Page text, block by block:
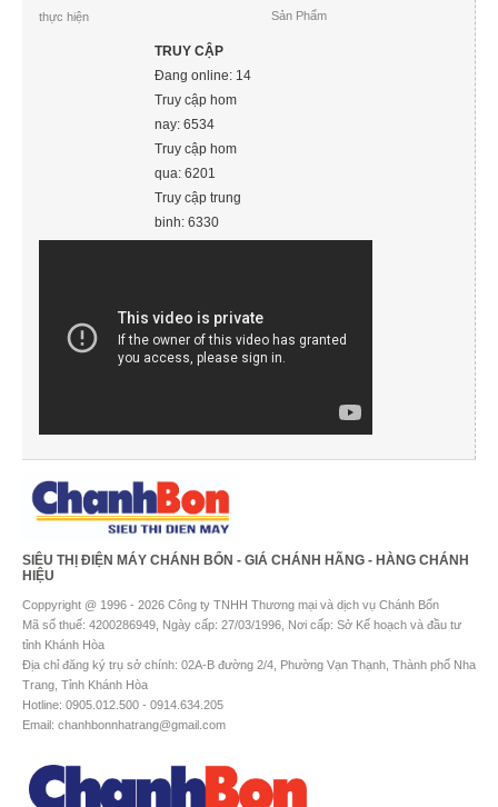
thực hiện
Sản Phẩm
TRUY CẬP
Đang online: 14
Truy cập hom
nay: 6534
Truy cập hom
qua: 6201
Truy cập trung
binh: 6330
SIÊU THỊ ĐIỆN MÁY CHÁNH BỔN - GIÁ CHÁNH HÃNG - HÀNG CHÁNH
HIỆU
Coppyright @ 1996 - 2026 Công ty TNHH Thương mại và dịch vụ Chánh Bổn
Mã số thuế: 4200286949, Ngày cấp: 27/03/1996, Nơi cấp: Sở Kế hoạch và đầu tư
tỉnh Khánh Hòa
Địa chỉ đăng ký trụ sở chính: 02A-B đường 2/4, Phường Vạn Thạnh, Thành phố Nha
Trang, Tỉnh Khánh Hòa
Hotline: 0905.012.500 - 0914.634.205
Email: chanhbonnhatrang@gmail.com